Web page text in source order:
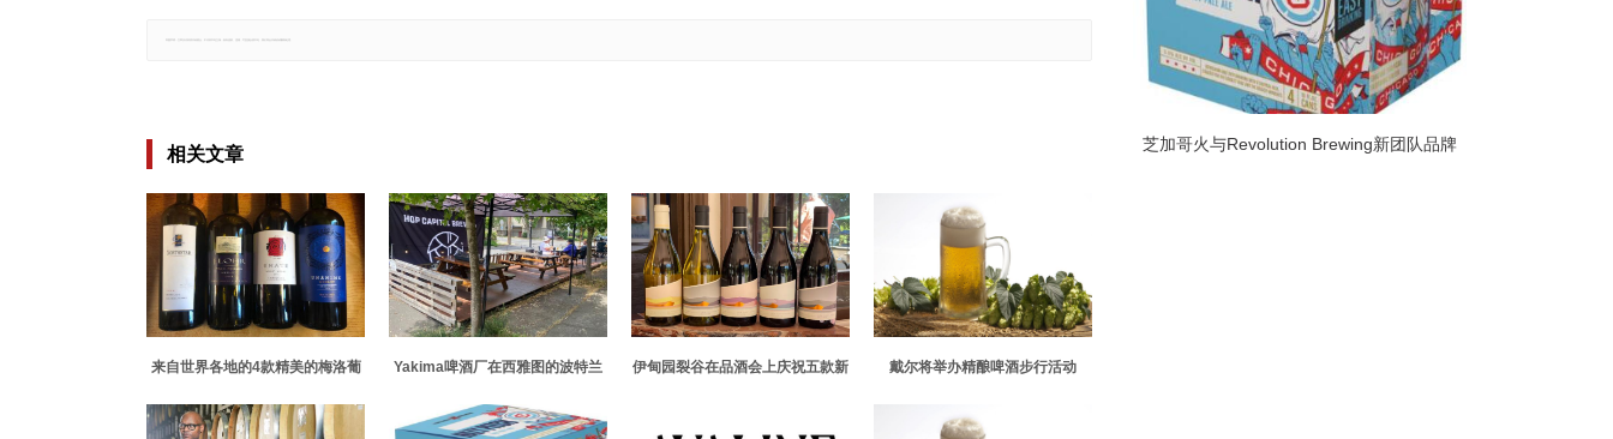
相关文章
来自世界各地的4款精美的梅洛葡
Yakima啤酒厂在西雅图的波特兰
伊甸园裂谷在品酒会上庆祝五款新
戴尔将举办精酿啤酒步行活动
芝加哥火与Revolution Brewing新团队品牌